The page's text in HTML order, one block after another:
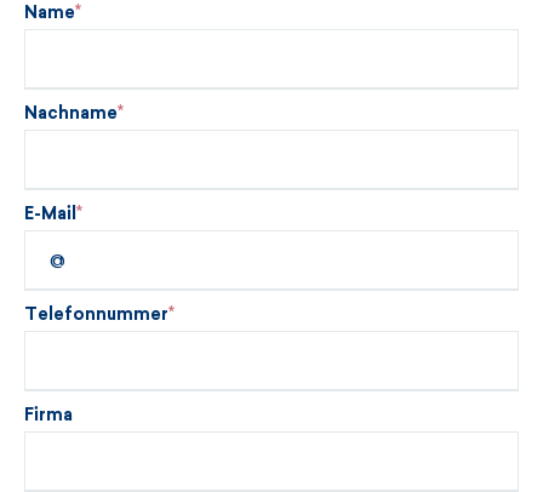
Name
Nachname
E-Mail
Telefonnummer
Firma